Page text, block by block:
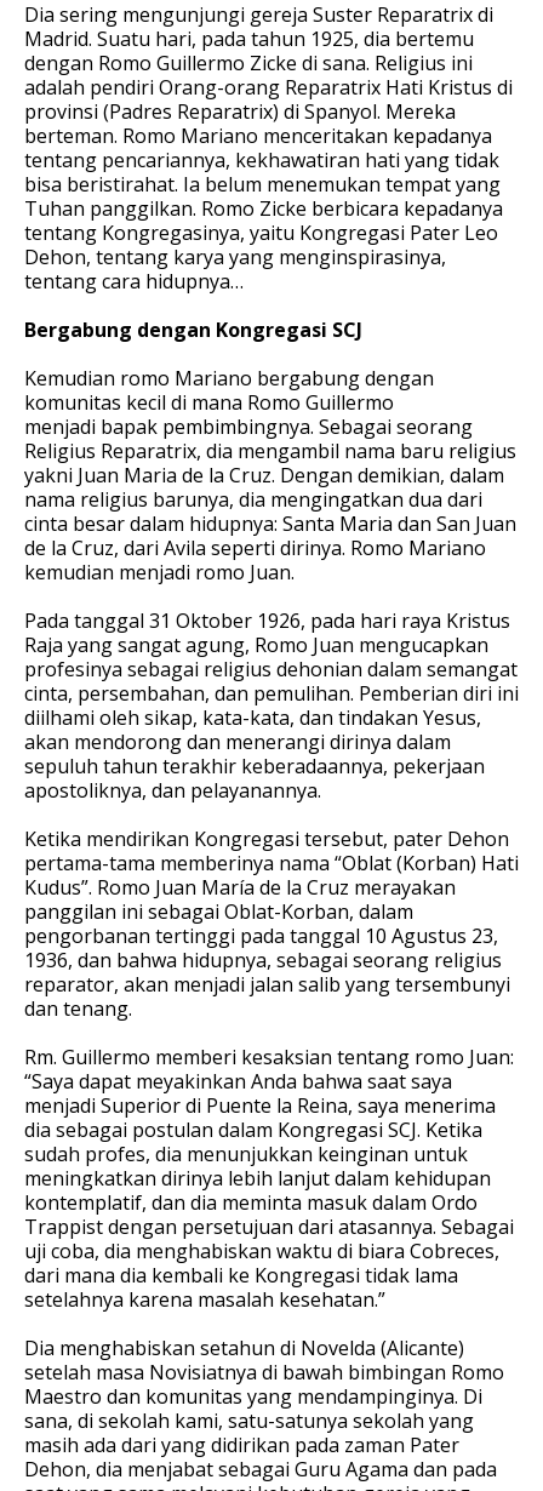
Dia sering mengunjungi gereja Suster Reparatrix di
Madrid. Suatu hari, pada tahun 1925, dia bertemu
dengan Romo Guillermo Zicke di sana. Religius ini
adalah pendiri Orang-orang Reparatrix Hati Kristus di
provinsi (Padres Reparatrix) di Spanyol. Mereka
berteman. Romo Mariano menceritakan kepadanya
tentang pencariannya, kekhawatiran hati yang tidak
bisa beristirahat. Ia belum menemukan tempat yang
Tuhan panggilkan. Romo Zicke berbicara kepadanya
tentang Kongregasinya, yaitu Kongregasi Pater Leo
Dehon, tentang karya yang menginspirasinya,
tentang cara hidupnya…
Bergabung dengan Kongregasi SCJ
Kemudian romo Mariano bergabung dengan
komunitas kecil di mana Romo Guillermo
menjadi bapak pembimbingnya. Sebagai seorang
Religius Reparatrix, dia mengambil nama baru religius
yakni Juan Maria de la Cruz. Dengan demikian, dalam
nama religius barunya, dia mengingatkan dua dari
cinta besar dalam hidupnya: Santa Maria dan San Juan
de la Cruz, dari Avila seperti dirinya. Romo Mariano
kemudian menjadi romo Juan.
Pada tanggal 31 Oktober 1926, pada hari raya Kristus
Raja yang sangat agung, Romo Juan mengucapkan
profesinya sebagai religius dehonian dalam semangat
cinta, persembahan, dan pemulihan. Pemberian diri ini
diilhami oleh sikap, kata-kata, dan tindakan Yesus,
akan mendorong dan menerangi dirinya dalam
sepuluh tahun terakhir keberadaannya, pekerjaan
apostoliknya, dan pelayanannya.
Ketika mendirikan Kongregasi tersebut, pater Dehon
pertama-tama memberinya nama “Oblat (Korban) Hati
Kudus”. Romo Juan María de la Cruz merayakan
panggilan ini sebagai Oblat-Korban, dalam
pengorbanan tertinggi pada tanggal 10 Agustus 23,
1936, dan bahwa hidupnya, sebagai seorang religius
reparator, akan menjadi jalan salib yang tersembunyi
dan tenang.
Rm. Guillermo memberi kesaksian tentang romo Juan:
“Saya dapat meyakinkan Anda bahwa saat saya
menjadi Superior di Puente la Reina, saya menerima
dia sebagai postulan dalam Kongregasi SCJ. Ketika
sudah profes, dia menunjukkan keinginan untuk
meningkatkan dirinya lebih lanjut dalam kehidupan
kontemplatif, dan dia meminta masuk dalam Ordo
Trappist dengan persetujuan dari atasannya. Sebagai
uji coba, dia menghabiskan waktu di biara Cobreces,
dari mana dia kembali ke Kongregasi tidak lama
setelahnya karena masalah kesehatan.”
Dia menghabiskan setahun di Novelda (Alicante)
setelah masa Novisiatnya di bawah bimbingan Romo
Maestro dan komunitas yang mendampinginya. Di
sana, di sekolah kami, satu-satunya sekolah yang
masih ada dari yang didirikan pada zaman Pater
Dehon, dia menjabat sebagai Guru Agama dan pada